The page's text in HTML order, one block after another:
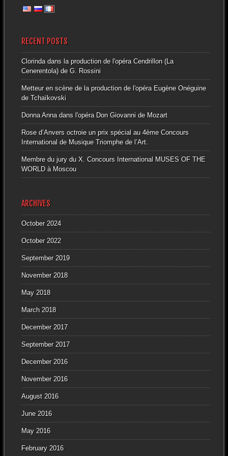
RECENT POSTS
Clorinda dans la production de l'opéra Cendrillon (La
Cenerentola) de G. Rossini
Metteur en scène de la production de l'opéra Eugène Onéguine
de Tchaïkovski
Donna Anna dans l'opéra Don Giovanni de Mozart
Rose d’Anvers octroie un prix spécial au 4ème Concours
International de Musique Triomphe de l’Art.
Membre du jury du X. Concours International MUSES OF THE
WORLD à Moscou
ARCHIVES
October 2024
October 2022
September 2019
November 2018
May 2018
March 2018
December 2017
September 2017
December 2016
November 2016
August 2016
June 2016
May 2016
February 2016